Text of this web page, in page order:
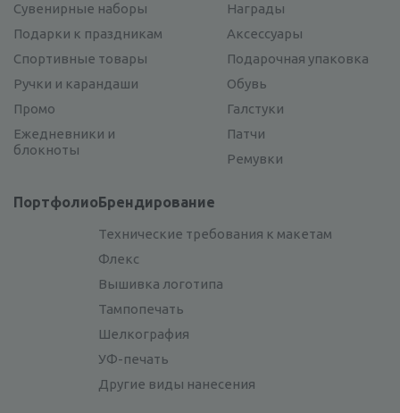
Сувенирные наборы
Подарки к праздникам
Спортивные товары
Ручки и карандаши
Промо
Ежедневники и
блокноты
Награды
Аксессуары
Подарочная упаковка
Обувь
Галстуки
Патчи
Ремувки
ПортфолиоБрендирование
Технические требования к макетам
Флекс
Вышивка логотипа
Тампопечать
Шелкография
УФ-печать
Другие виды нанесения